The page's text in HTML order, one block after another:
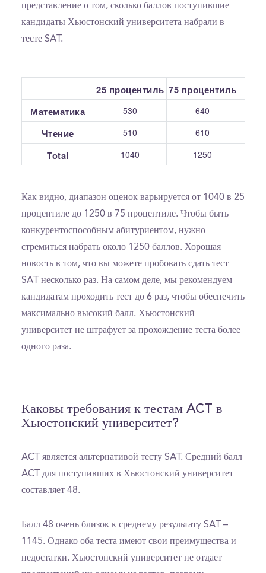
представление о том, сколько баллов поступившие
кандидаты Хьюстонский университета набрали в
тесте SAT.
25 процентиль 75 процентиль
Математика
530 640
Чтение 510 610
Total 1040 1250
Как видно, диапазон оценок варьируется от 1040 в 25
процентиле до 1250 в 75 процентиле. Чтобы быть
конкурентоспособным абитуриентом, нужно
стремиться набрать около 1250 баллов. Хорошая
новость в том, что вы можете пробовать сдать тест
SAT несколько раз. На самом деле, мы рекомендуем
кандидатам проходить тест до 6 раз, чтобы обеспечить
максимально высокий балл. Хьюстонский
университет не штрафует за прохождение теста более
одного раза.
Каковы требования к тестам ACT в
Хьюстонский университет?
ACT является альтернативой тесту SAT. Средний балл
ACT для поступивших в Хьюстонский университет
составляет 48.
Балл 48 очень близок к среднему результату SAT –
1145. Однако оба теста имеют свои преимущества и
недостатки. Хьюстонский университет не отдает